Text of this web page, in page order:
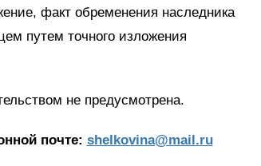
факт обременения наследника
путем точного изложения
не предусмотрена.
почте: shelkovina@mail.ru